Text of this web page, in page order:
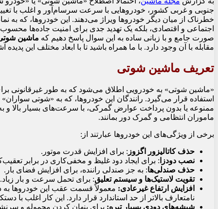
جنوبی و غربی کشور، خودروهایی با سرعت سرسام‌آور و اغلب با
خطرناک از میان دیگر خودروها ویراژ می‌دهند. این خودروها، که به
اجتماعی و اقتصادی، بلکه یک تهدید جدی برای امنیت جاده‌ها
صورت جامع و با زبانی ساده به این سوال پاسخ دهیم که ماشین
مقابله با آن وجود دارد. با ما همراه باشید تا با ابعاد مختلف این پدیده
تعریف ماشین شوتی
«ماشین شوتی» به خودرویی اطلاق می‌شود که به طور غیرقانونی
استفاده قرار می‌گیرد. رانندگان این خودروها، که به «شوتی
ممنوعه یا بدون پرداخت عوارض گمرکی، با سرعت‌های بسیار بالا و
ماموران انتظامی و گمرک دور بمانند.
برخی از ویژگی‌های این خودروها عبارتند از:
حذف کاتالیزور اگزوز : برای افزایش قدرت موتور.
نصب دودزا : برای ایجاد دود غلیظ و مخفی‌کاری در برابر
حذف صندلی‌ها: به جز صندلی راننده، برای افزایش فضای بار.
تقویت لاستیک‌ها و سیستم تعلیق: برای تحمل سرعت و بار زیاد.
افزایش ارتفاع غیرعادی: معمولاً قسمت عقب این خودروها به
نامتعارف بالاتر از حد استاندارد قرار دارد. این کار اغلب با
شیشه‌های دودی بسیار تیره: برای پنهان کردن محموله و